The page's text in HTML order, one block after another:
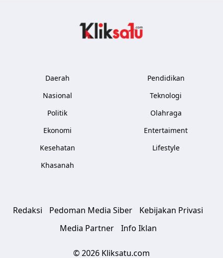
Daerah
Nasional
Politik
Ekonomi
Kesehatan
Khasanah
Pendidikan
Teknologi
Olahraga
Entertaiment
Lifestyle
Redaksi Pedoman Media Siber
Kebijakan Privasi
Media Partner
Info Iklan
© 2026 Kliksatu.com